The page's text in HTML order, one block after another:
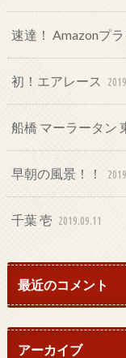
速達！ Amazonプラ
初！エアレース
船橋 マーラータン
早朝の風景！！
千葉 壱 2019.09.11
最近のコメント
アーカイブ